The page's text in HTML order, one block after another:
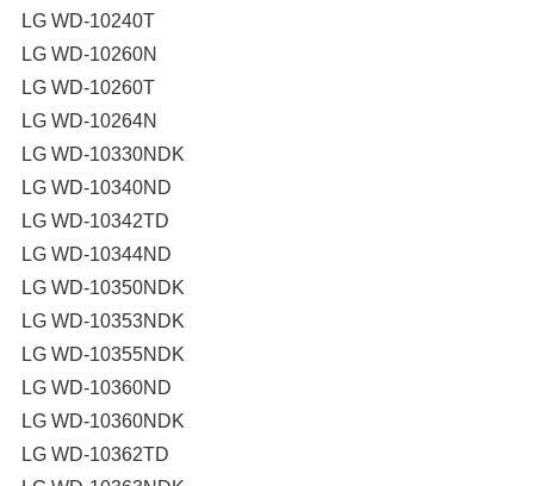
LG WD-10240T
LG WD-10260N
LG WD-10260T
LG WD-10264N
LG WD-10330NDK
LG WD-10340ND
LG WD-10342TD
LG WD-10344ND
LG WD-10350NDK
LG WD-10353NDK
LG WD-10355NDK
LG WD-10360ND
LG WD-10360NDK
LG WD-10362TD